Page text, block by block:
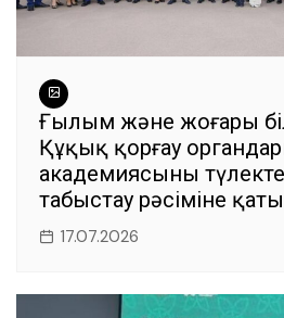
Ғылым және жоғары
Құқық қорғау
академиясының
табыстау рәсіміне
17.07.2026